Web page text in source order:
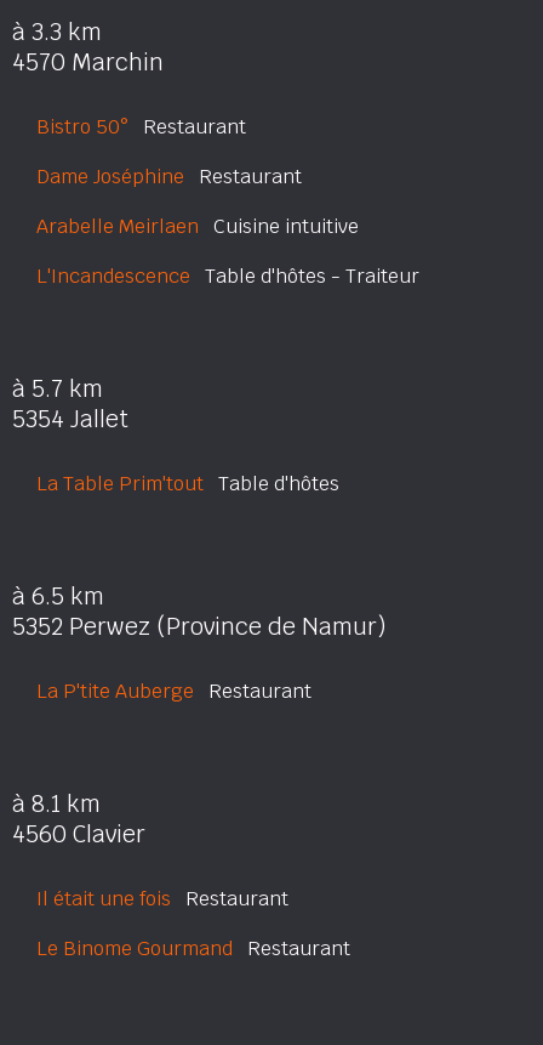
à 3.3 km
4570 Marchin
Bistro 50° Restaurant
Dame Joséphine Restaurant
Arabelle Meirlaen Cuisine intuitive
L'Incandescence Table d'hôtes - Traiteur
à 5.7 km
5354 Jallet
La Table Prim'tout Table d'hôtes
à 6.5 km
5352 Perwez (Province de Namur)
La P'tite Auberge Restaurant
à 8.1 km
4560 Clavier
Il était une fois Restaurant
Le Binome Gourmand Restaurant